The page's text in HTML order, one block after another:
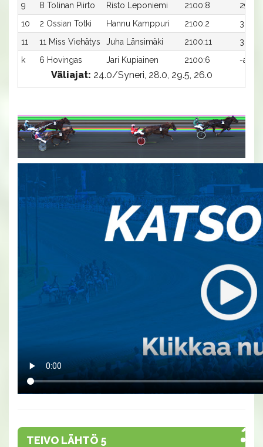
9
8 Tolinan Piirto Risto Leponiemi 2100:8
29,9a
10
2 Ossian Totki Hannu Kamppuri 2100:2
30,6a
11
11 Miss Viehätys Juha Länsimäki 2100:11
32,4ax
k
6 Hovingas Jari Kupiainen 2100:6 -ax
Väliajat: 24.0/Syneri, 28.0, 29.5, 26.0
TEIVO LÄHTÖ 5